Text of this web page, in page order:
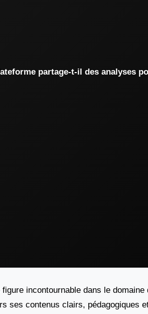
partage-t-il des analyses
incontournable dans le
ses contenus clairs, pédagogiques